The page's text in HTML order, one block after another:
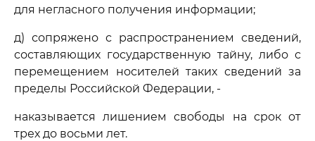
для негласного получения информации;
д) сопряжено с распространением сведений,
составляющих государственную тайну, либо с
перемещением носителей таких сведений за
пределы Российской Федерации, -
наказывается лишением свободы на срок от
трех до восьми лет.